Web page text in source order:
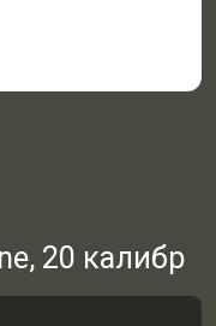
20 калибр